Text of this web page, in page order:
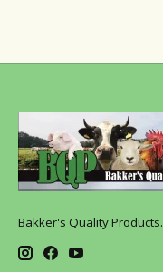
Bakker's Quality Products.